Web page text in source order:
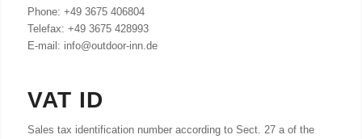
Phone: +49 3675 406804
Telefax: +49 3675 428993
E-mail: info@outdoor-inn.de
VAT ID
Sales tax identification number according to Sect. 27 a of the